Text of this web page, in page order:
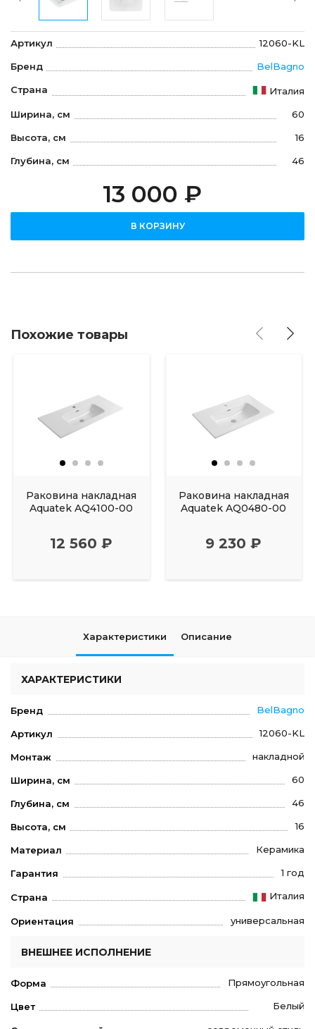
Артикул 12060-KL
Бренд BelBagno
Страна Италия
Ширина, см 60
Высота, см 16
Глубина, см 46
13 000 ₽
В КОРЗИНУ
Похожие товары
Раковина накладная
Aquatek AQ4100-00
12 560 ₽
Раковина накладная
Aquatek AQ0480-00
9 230 ₽
Характеристики Описание
ХАРАКТЕРИСТИКИ
Бренд BelBagno
Артикул 12060-KL
Монтаж накладной
Ширина, см 60
Глубина, см 46
Высота, см 16
Материал Керамика
Гарантия 1 год
Страна Италия
Ориентация универсальная
ВНЕШНЕЕ ИСПОЛНЕНИЕ
Форма Прямоугольная
Цвет Белый